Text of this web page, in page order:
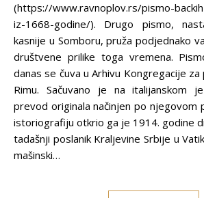
(https://www.ravnoplov.rs/pismo-
iz-1668-godine/). Drugo pismo,
kasnije u Somboru, pruža podjednako
društvene prilike toga vremena.
danas se čuva u Arhivu Kongregacije
Rimu. Sačuvano je na italijanskom
prevod originala načinjen po njegovom
istoriografiju otkrio ga je 1914. godine
tadašnji poslanik Kraljevine Srbije u
mašinski…